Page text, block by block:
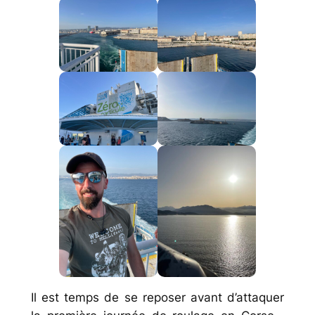
Il est temps de se reposer avant d’attaquer